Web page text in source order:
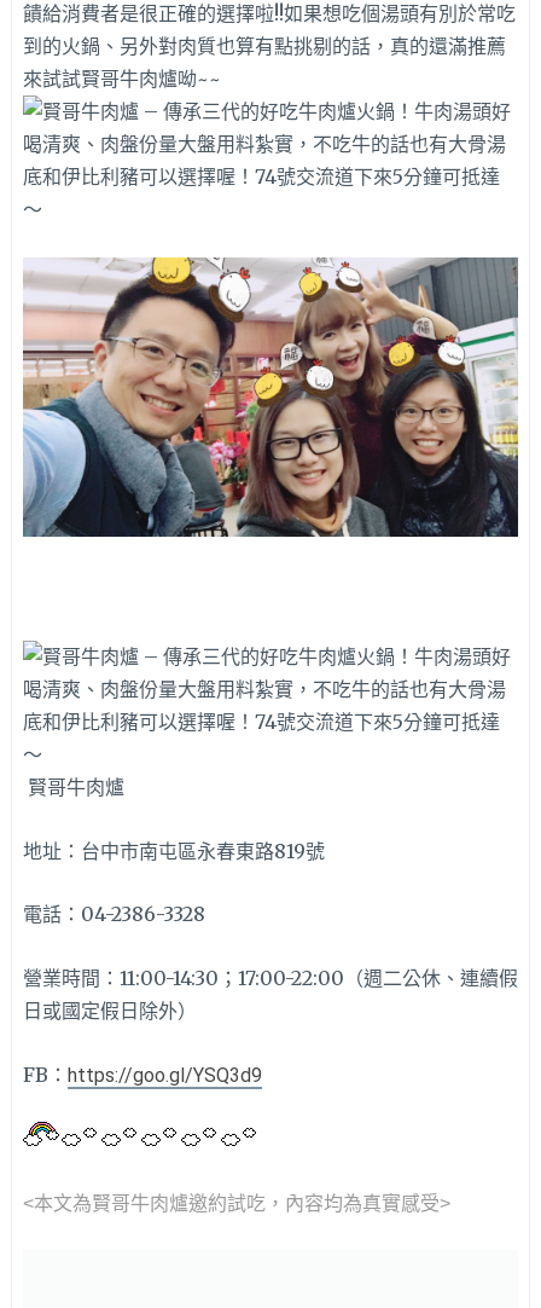
饋給消費者是很正確的選擇啦!!如果想吃個湯頭有別於常吃
到的火鍋、另外對肉質也算有點挑剔的話，真的還滿推薦
來試試賢哥牛肉爐呦~~
賢哥牛肉爐
地址：台中市南屯區永春東路819號
電話：04-2386-3328
營業時間：11:00-14:30；17:00-22:00（週二公休、連續假
日或國定假日除外）
FB： https://goo.gl/YSQ3d9
<本文為賢哥牛肉爐邀約試吃，內容均為真實感受>